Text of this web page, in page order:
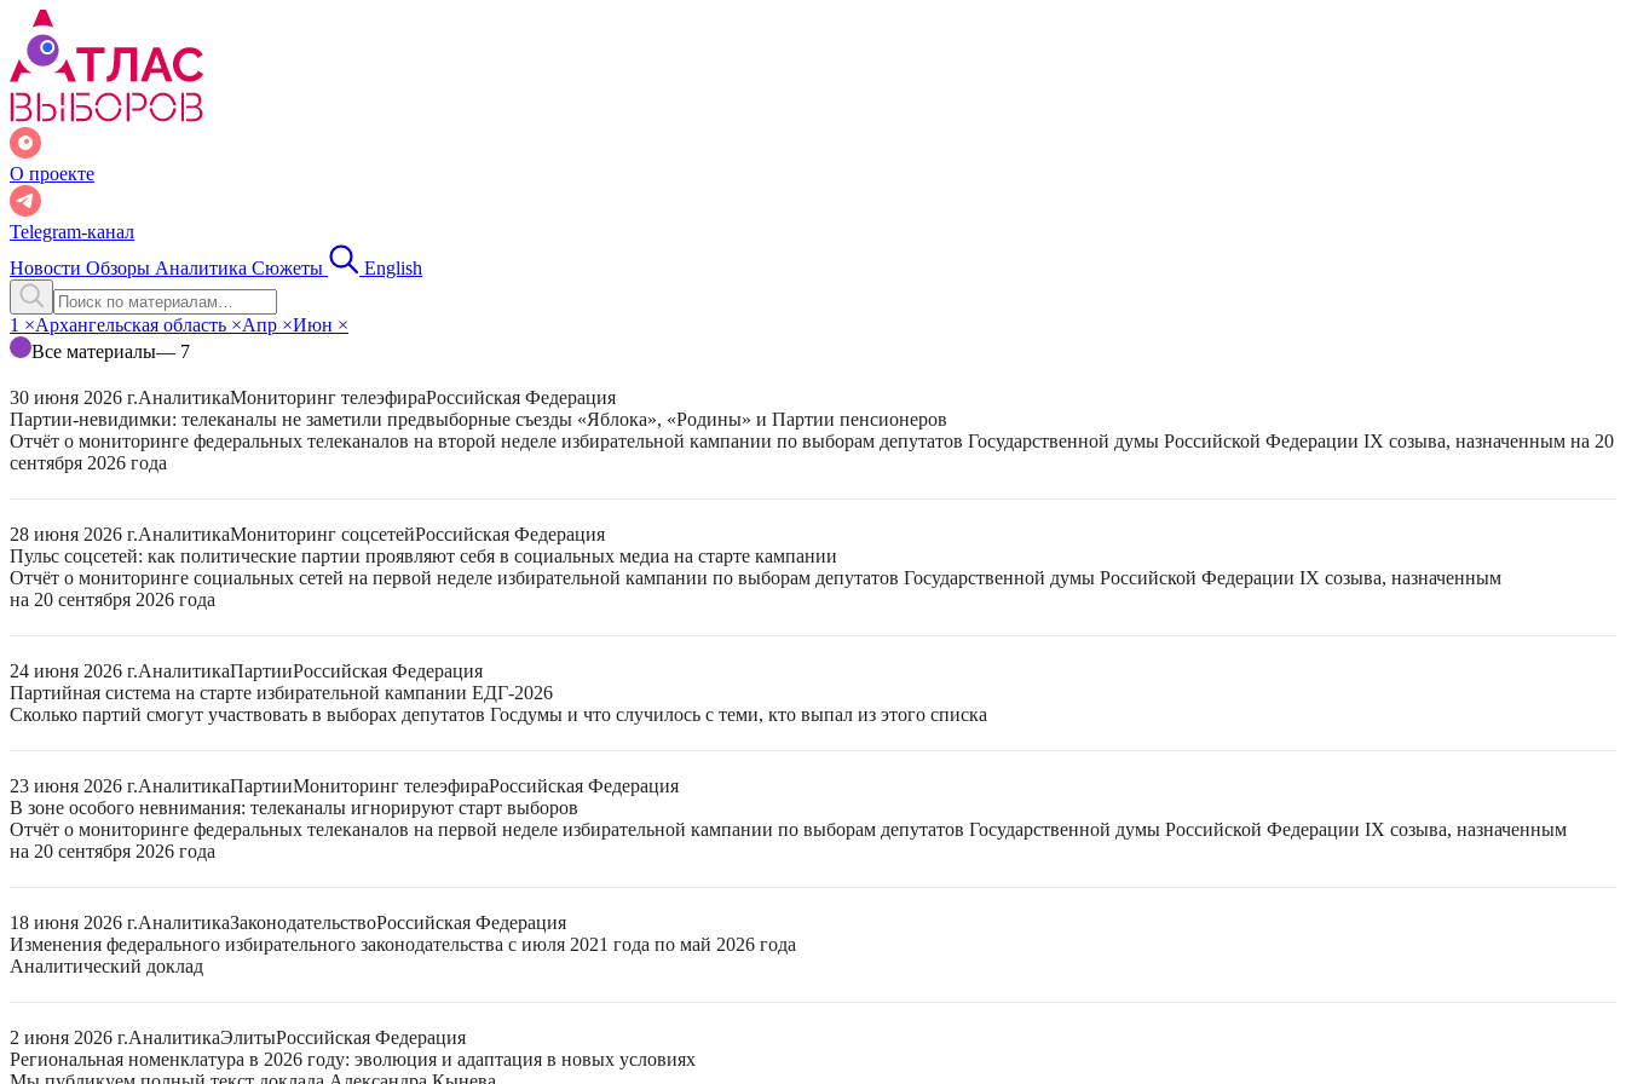
О проекте
Telegram-канал
Новости Обзоры Аналитика Сюжеты English
1 ×Архангельская область ×Апр ×Июн ×
Все материалы— 7
30 июня 2026 г.АналитикаМониторинг телеэфираРоссийская Федерация
Партии-невидимки: телеканалы не заметили предвыборные съезды «Яблока», «Родины» и Партии пенсионеров
Отчёт о мониторинге федеральных телеканалов на второй неделе избирательной кампании по выборам депутатов Государственной думы Российской Федерации IX созыва, назначенным на 20
сентября 2026 года
28 июня 2026 г.АналитикаМониторинг соцсетейРоссийская Федерация
Пульс соцсетей: как политические партии проявляют себя в социальных медиа на старте кампании
Отчёт о мониторинге социальных сетей на первой неделе избирательной кампании по выборам депутатов Государственной думы Российской Федерации IX созыва, назначенным
на 20 сентября 2026 года
24 июня 2026 г.АналитикаПартииРоссийская Федерация
Партийная система на старте избирательной кампании ЕДГ-2026
Сколько партий смогут участвовать в выборах депутатов Госдумы и что случилось с теми, кто выпал из этого списка
23 июня 2026 г.АналитикаПартииМониторинг телеэфираРоссийская Федерация
В зоне особого невнимания: телеканалы игнорируют старт выборов
Отчёт о мониторинге федеральных телеканалов на первой неделе избирательной кампании по выборам депутатов Государственной думы Российской Федерации IX созыва, назначенным
на 20 сентября 2026 года
18 июня 2026 г.АналитикаЗаконодательствоРоссийская Федерация
Изменения федерального избирательного законодательства с июля 2021 года по май 2026 года
Аналитический доклад
2 июня 2026 г.АналитикаЭлитыРоссийская Федерация
Региональная номенклатура в 2026 году: эволюция и адаптация в новых условиях